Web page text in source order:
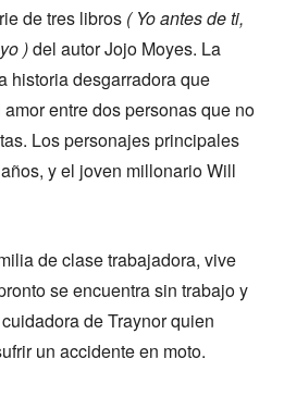
de tres libros ( Yo antes de ti,
)del autor Jojo Moyes. La
historia desgarradora que
entre dos personas que no
Los personajes principales
y el joven millonario Will
de clase trabajadora, vive
se encuentra sin trabajo y
de Traynor quien
un accidente en moto.